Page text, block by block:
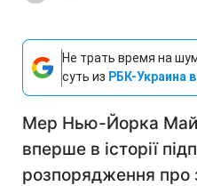
Не трать время на
суть из РБК-Украина
Мер Нью-Йорка
вперше в історії
розпорядження про